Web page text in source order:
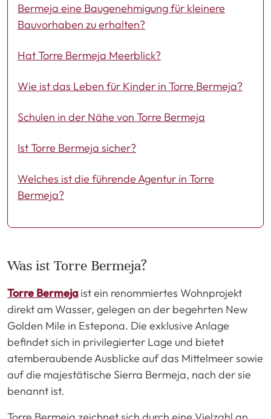
Bermeja eine Baugenehmigung für kleinere
Bauvorhaben zu erhalten?
Hat Torre Bermeja Meerblick?
Wie ist das Leben für Kinder in Torre Bermeja?
Schulen in der Nähe von Torre Bermeja
Ist Torre Bermeja sicher?
Welches ist die führende Agentur in Torre
Bermeja?
Was ist Torre Bermeja?
Torre Bermeja ist ein renommiertes Wohnprojekt
direkt am Wasser, gelegen an der begehrten New
Golden Mile in Estepona. Die exklusive Anlage
befindet sich in privilegierter Lage und bietet
atemberaubende Ausblicke auf das Mittelmeer sowie
auf die majestätische Sierra Bermeja, nach der sie
benannt ist.